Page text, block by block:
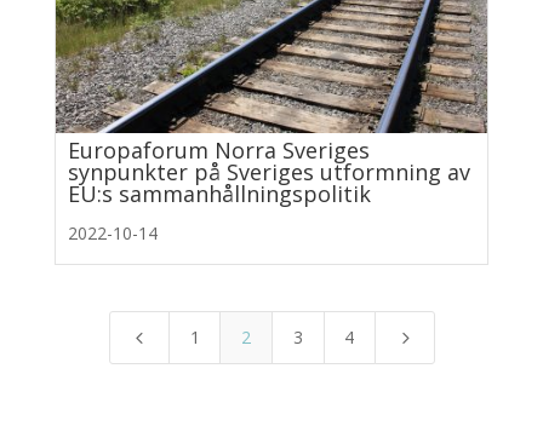
Europaforum Norra Sveriges
synpunkter på Sveriges utformning av
EU:s sammanhållningspolitik
2022-10-14
4 1 2 3 4 5